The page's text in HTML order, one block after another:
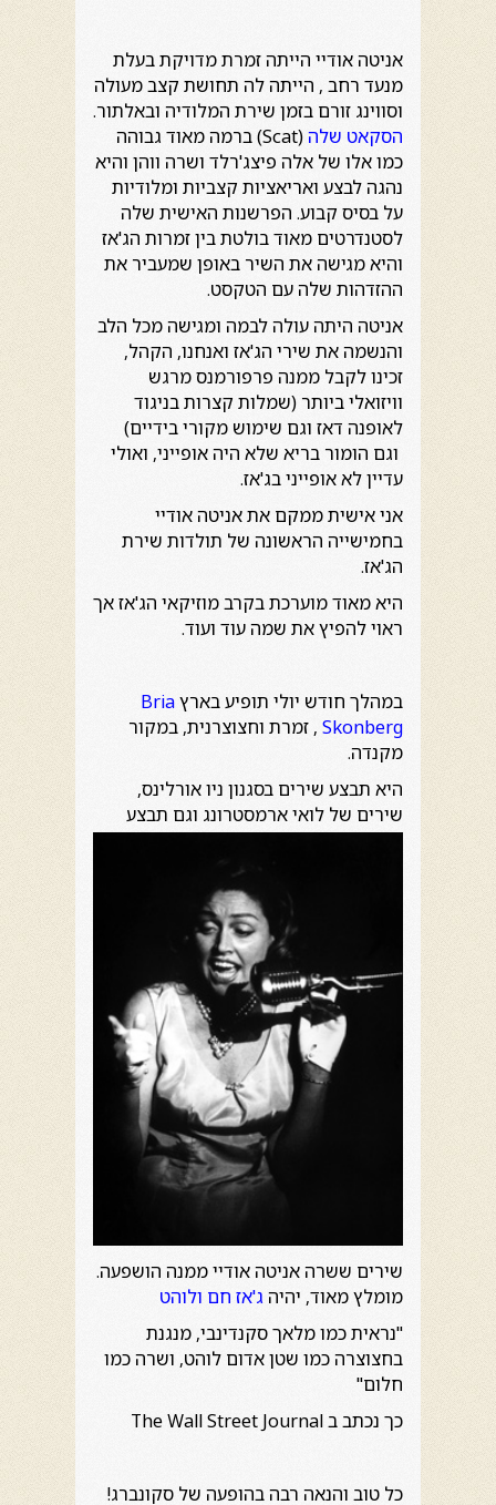
אניטה אודיי הייתה זמרת מדויקת בעלת
מנעד רחב , הייתה לה תחושת קצב מעולה
וסווינג זורם בזמן שירת המלודיה ובאלתור.
הסקאט שלה
(Scat) ברמה מאוד גבוהה
כמו אלו של אלה פיצג'רלד ושרה ווהן והיא
נהגה לבצע ואריאציות קצביות ומלודיות
על בסיס קבוע. הפרשנות האישית שלה
לסטנדרטים מאוד בולטת בין זמרות הג'אז
והיא מגישה את השיר באופן שמעביר את
ההזדהות שלה עם הטקסט.
אניטה היתה עולה לבמה ומגישה מכל הלב
והנשמה את שירי הג'אז ואנחנו, הקהל,
זכינו לקבל ממנה פרפורמנס מרגש
וויזואלי ביותר (שמלות קצרות בניגוד
לאופנה דאז וגם שימוש מקורי בידיים)
וגם הומור בריא שלא היה אופייני, ואולי
עדיין לא אופייני בג'אז.
אני אישית ממקם את אניטה אודיי
בחמישייה הראשונה של תולדות שירת
הג'אז.
היא מאוד מוערכת בקרב מוזיקאי הג'אז אך
ראוי להפיץ את שמה עוד ועוד.
במהלך חודש יולי תופיע בארץBria
Skonberg , זמרת וחצוצרנית, במקור
מקנדה.
היא תבצע שירים בסגנון ניו אורלינס,
שירים של לואי ארמסטרונג וגם תבצע
שירים ששרה אניטה אודיי ממנה הושפעה.
מומלץ מאוד, יהיה ג'אז חם ולוהט
"נראית כמו מלאך סקנדינבי, מנגנת
בחצוצרה כמו שטן אדום לוהט, ושרה כמו
חלום"
כך נכתב ב The Wall Street Journal
כל טוב והנאה רבה בהופעה של סקונברג!